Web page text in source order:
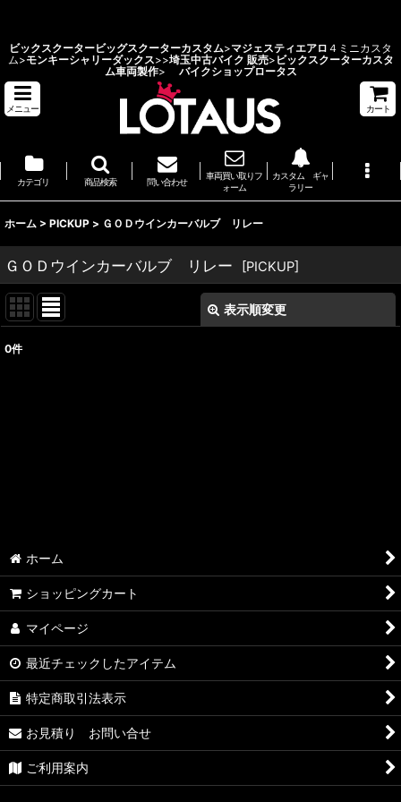
ビックスクータービッグスクーターカスタム>マジェスティエアロ ４ミニカスタ
ム>モンキーシャリーダックス>>埼玉中古バイク 販売> ビックスクーターカスタ
ム車両製作> バイクショップロータス
メニュー カート
カテゴリ 商品検索 問い合わせ
車両買い取りフ
ォーム
カスタム ギャ
ラリー
ホーム > PICKUP > ＧＯＤウインカーバルブ リレー
ＧＯＤウインカーバルブ リレー PICKUP
表示順変更
0件
ホーム
ショッピングカート
マイページ
最近チェックしたアイテム
特定商取引法表示
お見積り お問い合せ
ご利用案内